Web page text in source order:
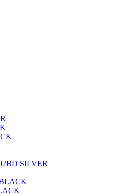
SILVER